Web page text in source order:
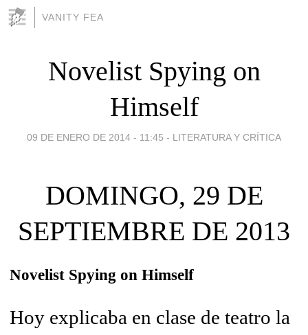
VANITY FEA
Novelist Spying on
Himself
09 DE ENERO DE 2014 - 11:45 - LITERATURA Y CRÍTICA
DOMINGO, 29 DE
SEPTIEMBRE DE 2013
Novelist Spying on Himself
Hoy explicaba en clase de teatro la